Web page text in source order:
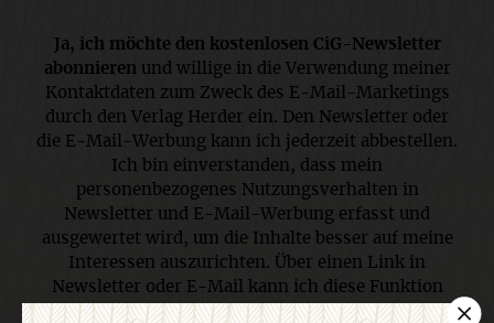
Ja, ich möchte den kostenlosen CiG-Newsletter
abonnierenund willige in die Verwendung meiner
Kontaktdaten zum Zweck des E-Mail-Marketings
durch den Verlag Herder ein. Den Newsletter oder
die E-Mail-Werbung kann ich jederzeit abbestellen.
Ich bin einverstanden, dass mein
personenbezogenes Nutzungsverhalten in
Newsletter und E-Mail-Werbung erfasst und
ausgewertet wird, um die Inhalte besser auf meine
Interessen auszurichten. Über einen Link in
Newsletter oder E-Mail kann ich diese Funktion
jederzeit ausschalten. Weiterführende